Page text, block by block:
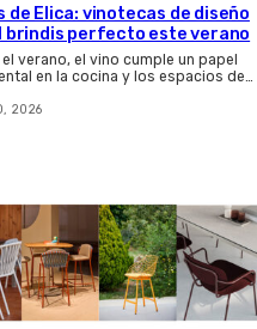
de Elica: vinotecas de diseño
brindis perfecto este verano
verano, el vino cumple un papel
en la cocina y los espacios de…
2026